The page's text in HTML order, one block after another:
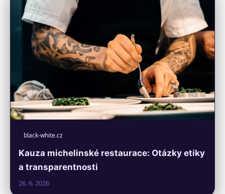
black-white.cz
Kauza michelinské restaurace: Otázky etiky
a transparentnosti
26. 6. 2026